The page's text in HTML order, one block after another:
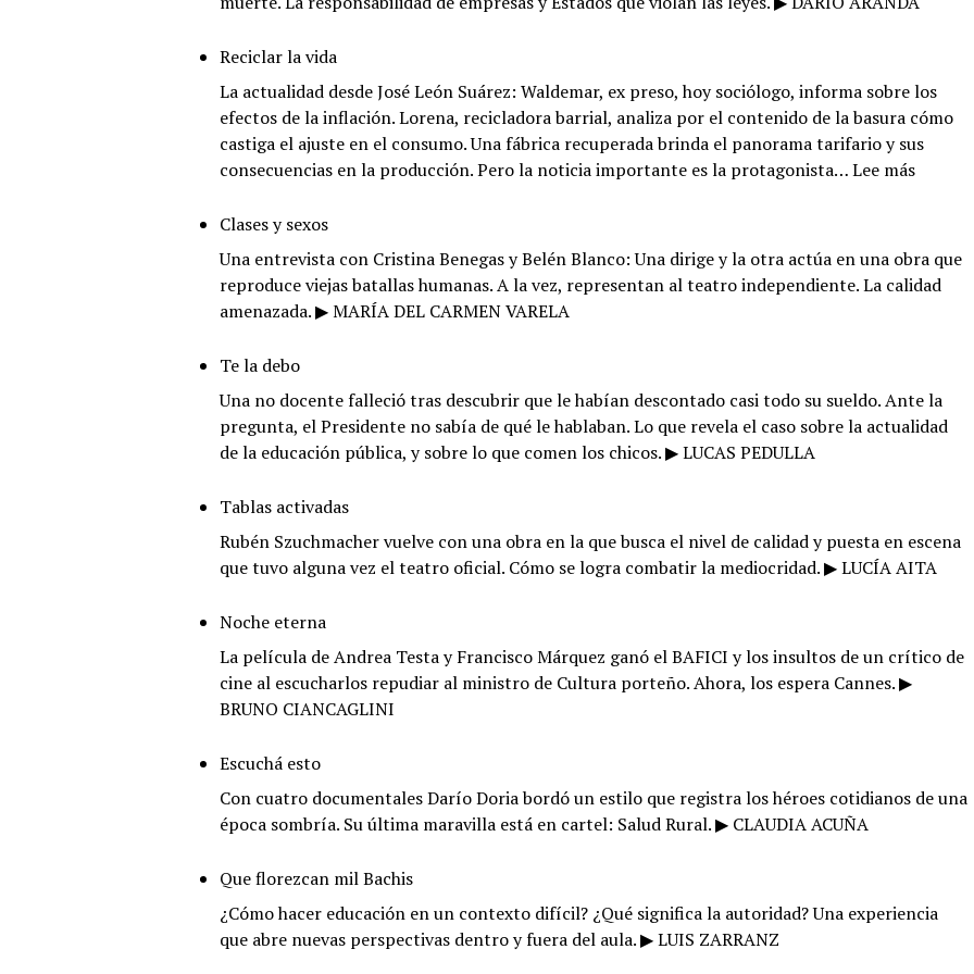
Reciclar la vida
La actualidad desde José León Suárez: Waldemar, ex preso, hoy sociólogo, informa sobre los
efectos de la inflación. Lorena, recicladora barrial, analiza por el contenido de la basura cómo
castiga el ajuste en el consumo. Una fábrica recuperada brinda el panorama tarifario y sus
consecuencias en la producción. Pero la noticia importante es la protagonista…Lee más:
Clases y sexos
Una entrevista con Cristina Benegas y Belén Blanco: Una dirige y la otra actúa en una obra que
reproduce viejas batallas humanas. A la vez, representan al teatro independiente. La calidad
amenazada. ▶ MARÍA DEL CARMEN VARELA
Te la debo
Una no docente falleció tras descubrir que le habían descontado casi todo su sueldo. Ante la
pregunta, el Presidente no sabía de qué le hablaban. Lo que revela el caso sobre la actualidad
de la educación pública, y sobre lo que comen los chicos. ▶ LUCAS PEDULLA
Tablas activadas
Rubén Szuchmacher vuelve con una obra en la que busca el nivel de calidad y puesta en escena
que tuvo alguna vez el teatro oficial. Cómo se logra combatir la mediocridad. ▶ LUCÍA AITA
Noche eterna
La película de Andrea Testa y Francisco Márquez ganó el BAFICI y los insultos de un crítico de
cine al escucharlos repudiar al ministro de Cultura porteño. Ahora, los espera Cannes. ▶
BRUNO CIANCAGLINI
Escuchá esto
Con cuatro documentales Darío Doria bordó un estilo que registra los héroes cotidianos de una
época sombría. Su última maravilla está en cartel: Salud Rural. ▶ CLAUDIA ACUÑA
Que florezcan mil Bachis
¿Cómo hacer educación en un contexto difícil? ¿Qué significa la autoridad? Una experiencia
que abre nuevas perspectivas dentro y fuera del aula. ▶ LUIS ZARRANZ